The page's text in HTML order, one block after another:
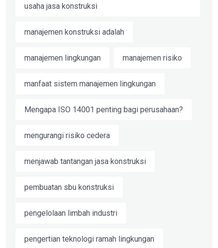
usaha jasa konstruksi
manajemen konstruksi adalah
manajemen lingkungan manajemen risiko
manfaat sistem manajemen lingkungan
Mengapa ISO 14001 penting bagi perusahaan?
mengurangi risiko cedera
menjawab tantangan jasa konstruksi
pembuatan sbu konstruksi
pengelolaan limbah industri
pengertian teknologi ramah lingkungan